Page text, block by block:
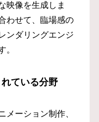
映像を生成しま
わせて、臨場感の
ンダリングエンジ
。
ている分野
メーション制作、